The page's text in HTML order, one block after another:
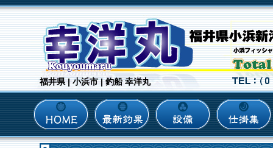
福井県 | 小浜市 | 釣船 幸洋丸